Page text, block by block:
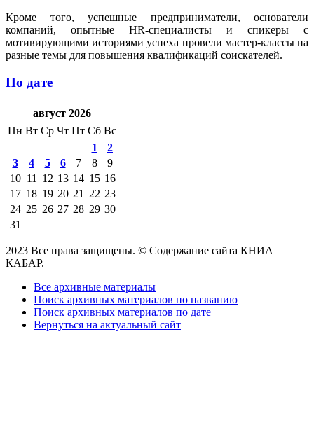
Кроме того, успешные предприниматели, основатели
компаний, опытные HR-специалисты и спикеры с
мотивирующими историями успеха провели мастер-классы на
разные темы для повышения квалификаций соискателей.
По дате
август 2026
Пн Вт Ср Чт Пт Сб Вс
1
2
3
4 5 6 7 8
9
10 11 12 13 14 15 16
17 18 19 20 21 22 23
24 25 26 27 28 29 30
31
2023 Все права защищены. © Содержание сайта КНИА
КАБАР.
Все архивные материалы
Поиск архивных материалов по названию
Поиск архивных материалов по дате
Вернуться на актуальный сайт